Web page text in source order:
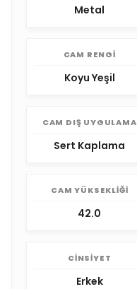
Metal
CAM RENGI
Koyu Yeşil
CAM DIŞ UYGULAMA
Sert Kaplama
CAM YÜKSEKLIĞI
42.0
CINSIYET
Erkek